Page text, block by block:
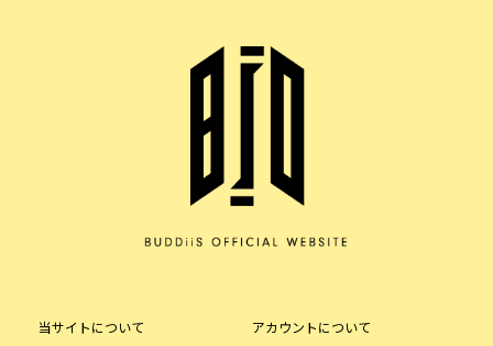
当サイトについて アカウントについて